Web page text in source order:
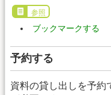
参照
ブックマークする
予約する
資料の貸し出しを予約